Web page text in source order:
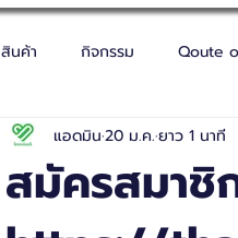
สินค้า กิจกรรม Qoute
สมัครสมาชิ
แอดมิน20 ม.ค.ยาว 1 นาที